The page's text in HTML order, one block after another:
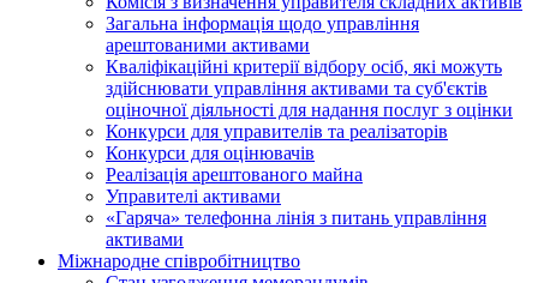
Загальна інформація щодо управління
арештованими активами
Кваліфікаційні критерії відбору осіб, які можуть
здiйснювати управління активами та суб'єктів
оціночної діяльності для надання послуг з оцінки
Конкурси для управителів та реалізаторів
Конкурси для оцінювачів
Реалізація арештованого майна
Управителі активами
«Гаряча» телефонна лінія з питань управління
активами
Міжнародне співробітництво